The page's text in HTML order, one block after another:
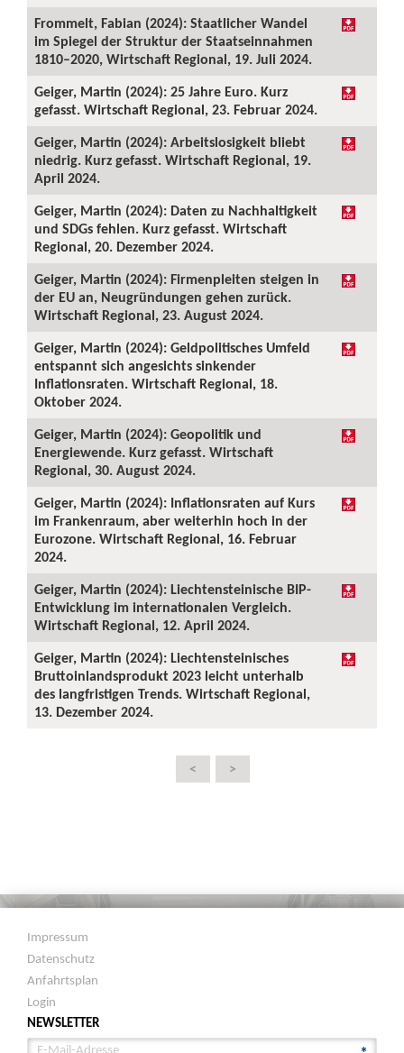
Frommelt, Fabian (2024): Staatlicher Wandel
im Spiegel der Struktur der Staatseinnahmen
1810–2020, Wirtschaft Regional, 19. Juli 2024.
Geiger, Martin (2024): 25 Jahre Euro. Kurz
gefasst. Wirtschaft Regional, 23. Februar 2024.
Geiger, Martin (2024): Arbeitslosigkeit bliebt
niedrig. Kurz gefasst. Wirtschaft Regional, 19.
April 2024.
Geiger, Martin (2024): Daten zu Nachhaltigkeit
und SDGs fehlen. Kurz gefasst. Wirtschaft
Regional, 20. Dezember 2024.
Geiger, Martin (2024): Firmenpleiten steigen in
der EU an, Neugründungen gehen zurück.
Wirtschaft Regional, 23. August 2024.
Geiger, Martin (2024): Geldpolitisches Umfeld
entspannt sich angesichts sinkender
Inflationsraten. Wirtschaft Regional, 18.
Oktober 2024.
Geiger, Martin (2024): Geopolitik und
Energiewende. Kurz gefasst. Wirtschaft
Regional, 30. August 2024.
Geiger, Martin (2024): Inflationsraten auf Kurs
im Frankenraum, aber weiterhin hoch in der
Eurozone. Wirtschaft Regional, 16. Februar
2024.
Geiger, Martin (2024): Liechtensteinische BIP-
Entwicklung im internationalen Vergleich.
Wirtschaft Regional, 12. April 2024.
Geiger, Martin (2024): Liechtensteinisches
Bruttoinlandsprodukt 2023 leicht unterhalb
des langfristigen Trends. Wirtschaft Regional,
13. Dezember 2024.
< >
Impressum
Datenschutz
Anfahrtsplan
Login
NEWSLETTER